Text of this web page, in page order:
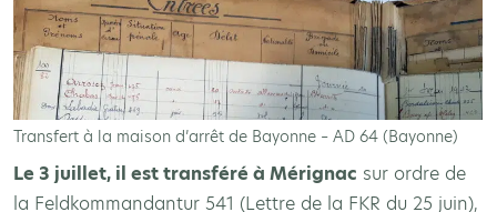
Transfert à la maison d’arrêt de Bayonne – AD 64 (Bayonne)
Le 3 juillet, il est transféré à Mérignac sur ordre de
la Feldkommandantur 541 (Lettre de la FKR du 25 juin),